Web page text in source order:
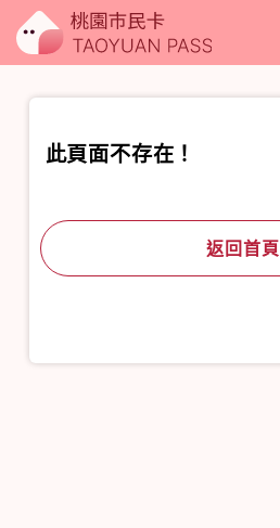
此頁面不存在！
返回首頁